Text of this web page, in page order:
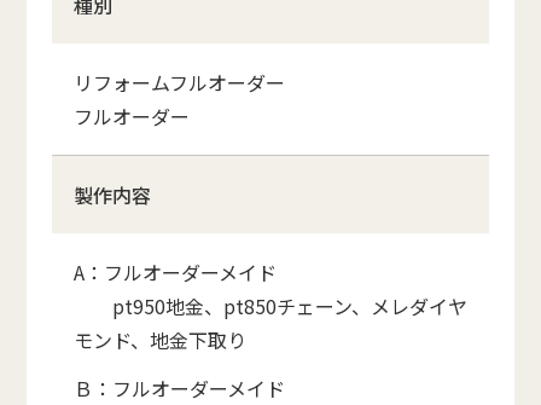
リフォームフルオーダー
フルオーダー
製作内容
A：フルオーダーメイド
pt950地金、pt850チェーン、メレダイヤ
モンド、地金下取り
Ｂ：フルオーダーメイド